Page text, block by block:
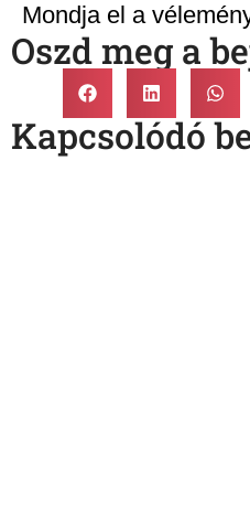
Mondja el a
Oszd meg a
Kapcsolódó